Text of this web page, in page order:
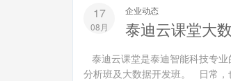
17
08月
企业动态
泰迪云课堂大
泰迪云课堂是泰迪智能科技专
分析班及大数据开发班。 日常，